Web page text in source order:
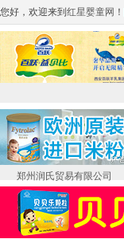
您好，欢迎来到 红星婴童网 ！
郑州润氏贸易有限公司